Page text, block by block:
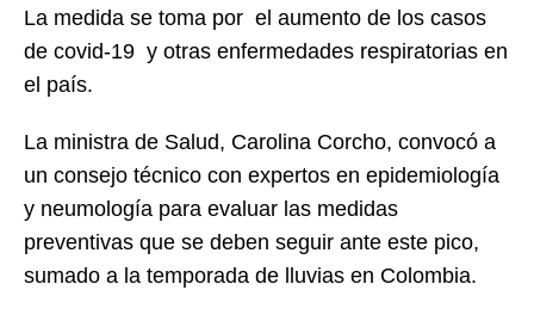
La medida se toma por el aumento de los casos
de covid-19 y otras enfermedades respiratorias en
el país.
La ministra de Salud, Carolina Corcho, convocó a
un consejo técnico con expertos en epidemiología
y neumología para evaluar las medidas
preventivas que se deben seguir ante este pico,
sumado a la temporada de lluvias en Colombia.